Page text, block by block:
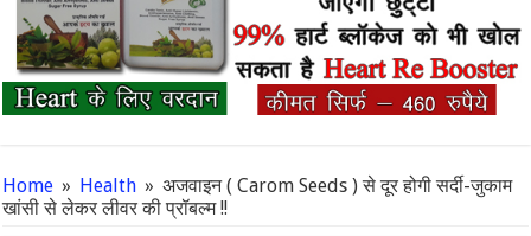
Home » Health » अजवाइन ( Carom Seeds ) से दूर होगी सर्दी-जुकाम
खांसी से लेकर लीवर की प्रॉबल्म !!